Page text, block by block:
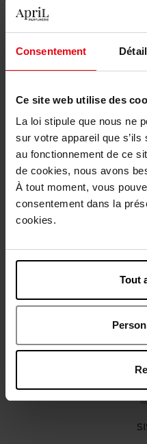
Consentement
Ce site web utilise des
La loi stipule que nous ne
sur votre appareil que
au fonctionnement de ce
de cookies, nous avons
À tout moment, vous
consentement dans la
cookies.
Tout
Gratis retour in je
Gratis verpakking
Gebruiksadvies
Karakteristieken
Review Beleid inzake
Nog